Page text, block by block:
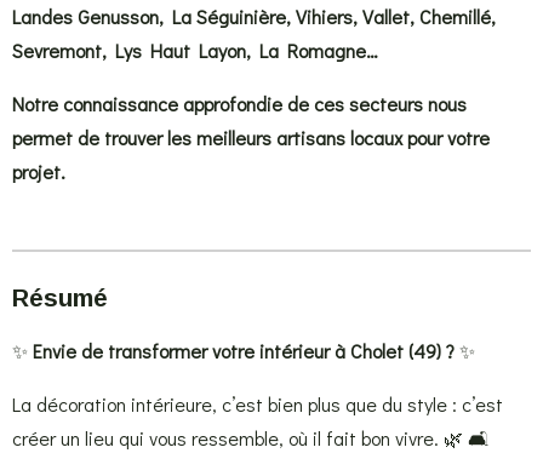
Landes Genusson, La Séguinière, Vihiers, Vallet, Chemillé,
Sevremont, Lys Haut Layon, La Romagne…
Notre connaissance approfondie de ces secteurs nous
permet de trouver les meilleurs artisans locaux pour votre
projet.
Résumé
✨ Envie de transformer votre intérieur à Cholet (49) ?✨
La décoration intérieure, c’est bien plus que du style : c’est
créer un lieu qui vous ressemble, où il fait bon vivre. 🌿 🛋️